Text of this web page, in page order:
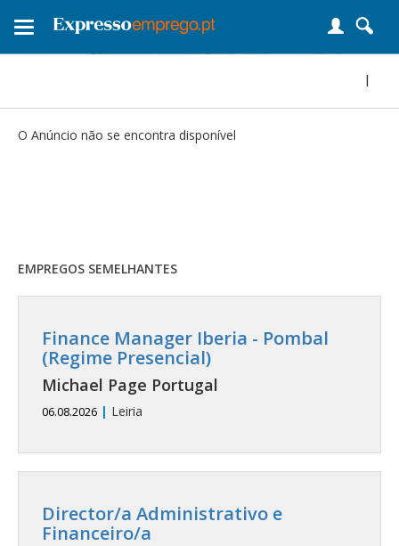
Toggle
|
O Anúncio não se encontra disponível
EMPREGOS SEMELHANTES
Finance Manager Iberia - Pombal
(Regime Presencial)
Michael Page Portugal
06.08.2026 | Leiria
Director/a Administrativo e
Financeiro/a